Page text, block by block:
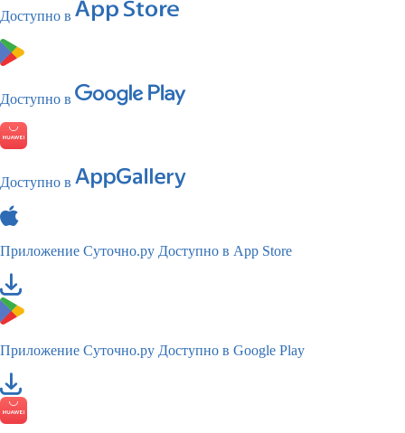
Доступно в
Доступно в
Доступно в
Приложение Суточно.ру Доступно в App Store
Приложение Суточно.ру Доступно в Google Play